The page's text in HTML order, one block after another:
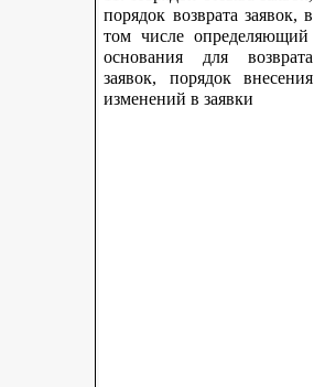
порядок возврата заявок, в
том числе определяющий
основания для возврата
заявок, порядок внесения
изменений в заявки